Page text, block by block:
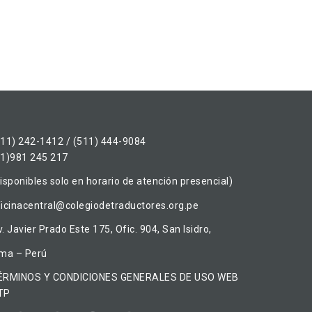
242-1412 / (511) 444-9084
245 217
solo en horario de atención presencial)
Javier Prado Este 175, Ofic. 904, San Isidro,
– Perú
Y CONDICIONES GENERALES DE USO WEB